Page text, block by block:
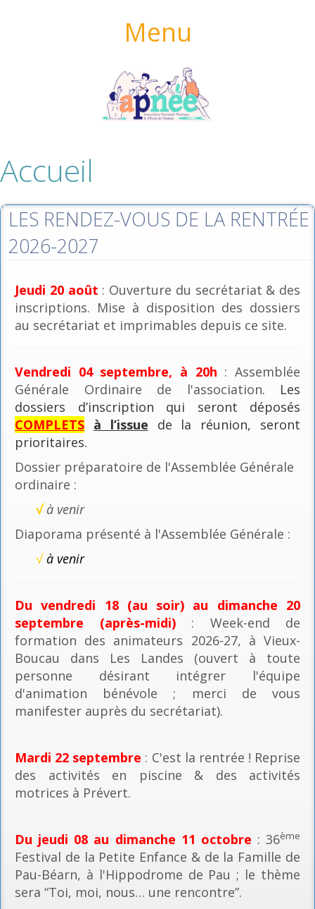
Menu
Accueil
LES RENDEZ-VOUS DE LA RENTRÉE
2026-2027
Jeudi 20 août : Ouverture du secrétariat & des
inscriptions. Mise à disposition des dossiers
au secrétariat et imprimables depuis ce site.
Vendredi 04 septembre, à 20h : Assemblée
Générale Ordinaire de l'association. Les
dossiers d’inscription qui seront déposés
COMPLETS à l’issue de la réunion, seront
prioritaires.
Dossier préparatoire de l'Assemblée Générale
ordinaire :
√ à venir
Diaporama présenté à l'Assemblée Générale :
√à venir
Du vendredi 18 (au soir) au dimanche 20
septembre (après-midi): Week-end de
formation des animateurs 2026-27, à Vieux-
Boucau dans Les Landes (ouvert à toute
personne désirant intégrer l'équipe
d'animation bénévole ; merci de vous
manifester auprès du secrétariat).
Mardi 22 septembre : C'est la rentrée ! Reprise
des activités en piscine & des activités
motrices à Prévert.
Du jeudi 08 au dimanche 11 octobre : 36ème
Festival de la Petite Enfance & de la Famille de
Pau-Béarn, à l'Hippodrome de Pau ; le thème
sera “Toi, moi, nous… une rencontre”.